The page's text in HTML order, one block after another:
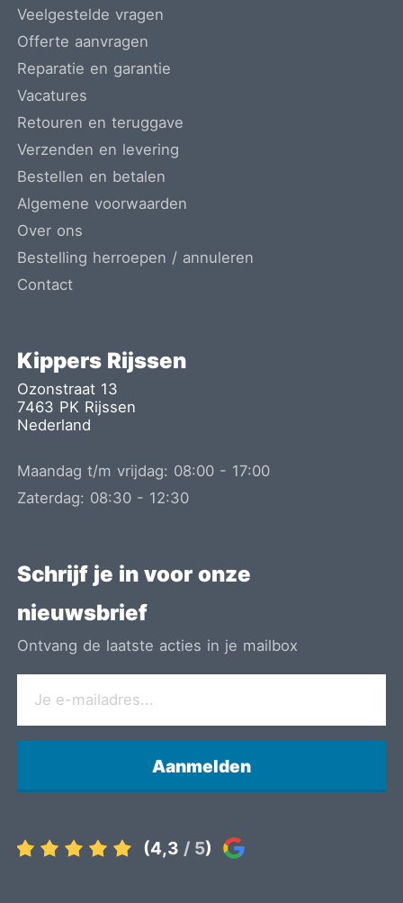
Veelgestelde vragen
Offerte aanvragen
Reparatie en garantie
Vacatures
Retouren en teruggave
Verzenden en levering
Bestellen en betalen
Algemene voorwaarden
Over ons
Bestelling herroepen / annuleren
Contact
Kippers Rijssen
Ozonstraat 13
7463 PK Rijssen
Nederland
Maandag t/m vrijdag: 08:00 - 17:00
Zaterdag: 08:30 - 12:30
Schrijf je in voor onze
nieuwsbrief
Ontvang de laatste acties in je mailbox
Aanmelden
(4,3 / 5)